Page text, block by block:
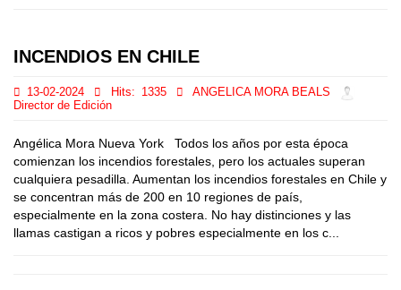
INCENDIOS EN CHILE
13-02-2024 Hits: 1335
ANGELICA MORA BEALS
Director de Edición
Angélica Mora Nueva York Todos los años por esta época
comienzan los incendios forestales, pero los actuales superan
cualquiera pesadilla. Aumentan los incendios forestales en Chile y
se concentran más de 200 en 10 regiones de país,
especialmente en la zona costera. No hay distinciones y las
llamas castigan a ricos y pobres especialmente en los c...